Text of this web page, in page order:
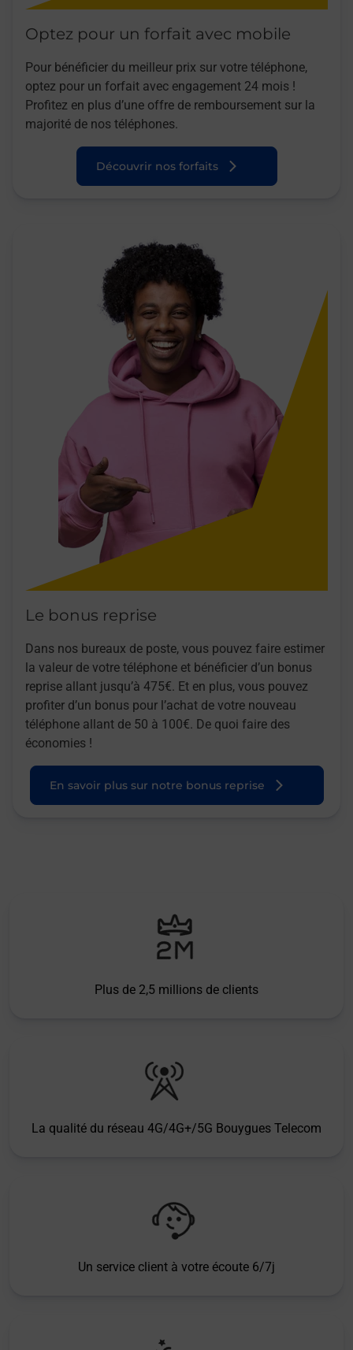
Optez pour un forfait avec mobile
Pour bénéficier du meilleur prix sur votre téléphone,
optez pour un forfait avec engagement 24 mois !
Profitez en plus d’une offre de remboursement sur la
majorité de nos téléphones.
Découvrir nos forfaits
Le bonus reprise
Dans nos bureaux de poste, vous pouvez faire estimer
la valeur de votre téléphone et bénéficier d’un bonus
reprise allant jusqu’à 475€. Et en plus, vous pouvez
profiter d’un bonus pour l’achat de votre nouveau
téléphone allant de 50 à 100€. De quoi faire des
économies !
En savoir plus sur notre bonus reprise
Plus de 2,5 millions de clients
La qualité du réseau 4G/4G+/5G Bouygues Telecom
Un service client à votre écoute 6/7j